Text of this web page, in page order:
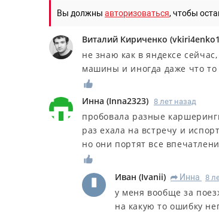
Вы должны авторизоваться, чтобы
Виталий Кириченко (vkiri4enko1
не знаю как в яндексе
машины и иногда даже что то
Инна (Inna2323) 8 лет назад
пробовала разные
раз ехала на встречу и
но они портят все
Иван (Ivanii) R Инна 8
у меня вообще за
на какую то ошибку